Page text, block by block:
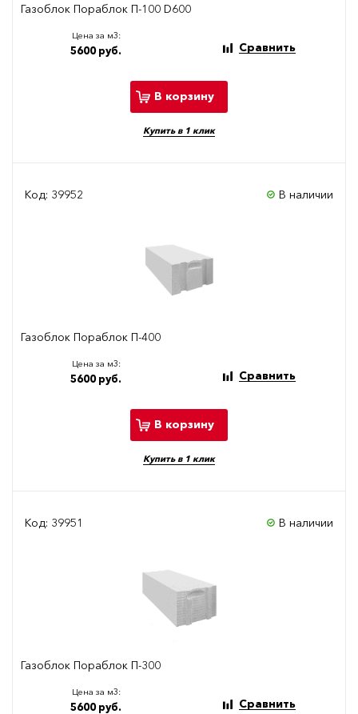
Газоблок Пораблок П-100 D600
Цена за м3:
5600 руб. Сравнить
В корзину
Купить в 1 клик
Код: 39952 В наличии
Газоблок Пораблок П-400
Цена за м3:
5600 руб. Сравнить
В корзину
Купить в 1 клик
Код: 39951 В наличии
Газоблок Пораблок П-300
Цена за м3:
5600 руб. Сравнить